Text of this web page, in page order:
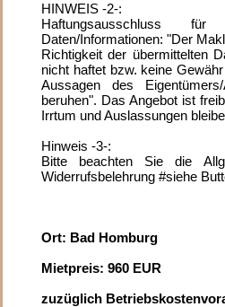
HINWEIS -2-:
Haftungsausschluss
Daten/Informationen: "Der
Richtigkeit der übermittelten
nicht haftet bzw. keine
Aussagen des
beruhen". Das Angebot ist
Irrtum und Auslassungen
Hinweis -3-:
Bitte beachten Sie die
Widerrufsbelehrung #siehe
Ort: Bad Homburg
Mietpreis: 960 EUR
zuzüglich